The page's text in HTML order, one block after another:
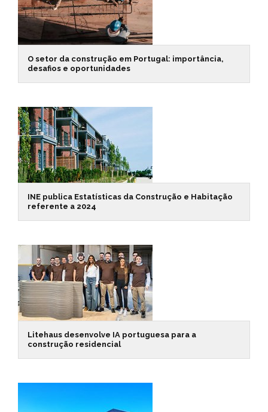
O setor da construção em Portugal: importância,
desafios e oportunidades
INE publica Estatísticas da Construção e Habitação
referente a 2024
Litehaus desenvolve IA portuguesa para a
construção residencial